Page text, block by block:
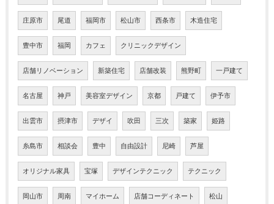
庄原市 尾道 福岡市 松山市 西条市 木造住宅
豊中市 福岡 カフェ クリニックデザイン
店舗リノベーション 新築住宅 店舗改装 熊野町 一戸建て
名古屋 神戸 美容室デザイン 京都 戸建て 伊予市
出雲市 摂津市 デザイ 吹田 三次 築家 姫路
糸島市 相談会 豊中 自由設計 尼崎 芦屋
オリジナル家具 宝塚 デザインテクニック テクニック
岡山市 周南 マイホーム 店舗コーディネート 松山